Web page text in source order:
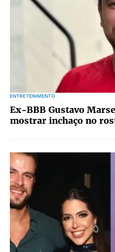
ENTRETENIMENTO
Ex-BBB Gustavo
mostrar inchaço no